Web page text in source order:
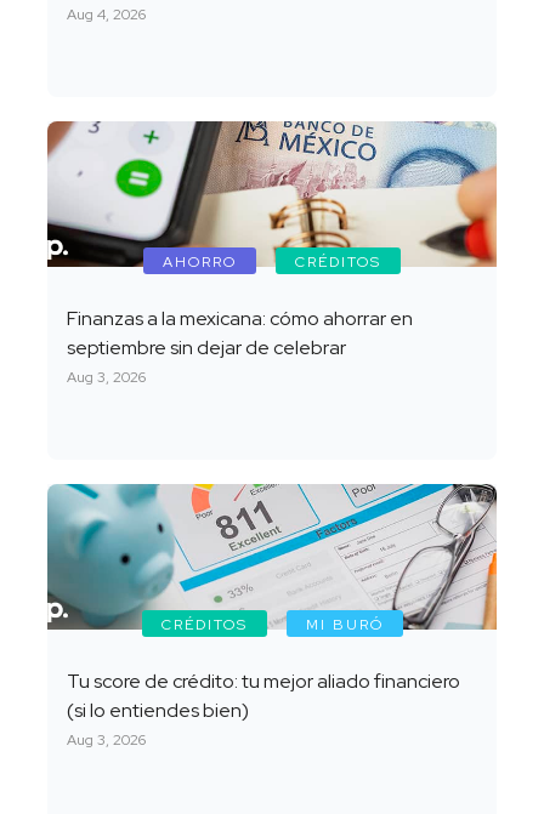
Aug 4, 2026
AHORRO CRÉDITOS
Finanzas a la mexicana: cómo ahorrar en
septiembre sin dejar de celebrar
Aug 3, 2026
CRÉDITOS MI BURÓ
Tu score de crédito: tu mejor aliado financiero
(si lo entiendes bien)
Aug 3, 2026